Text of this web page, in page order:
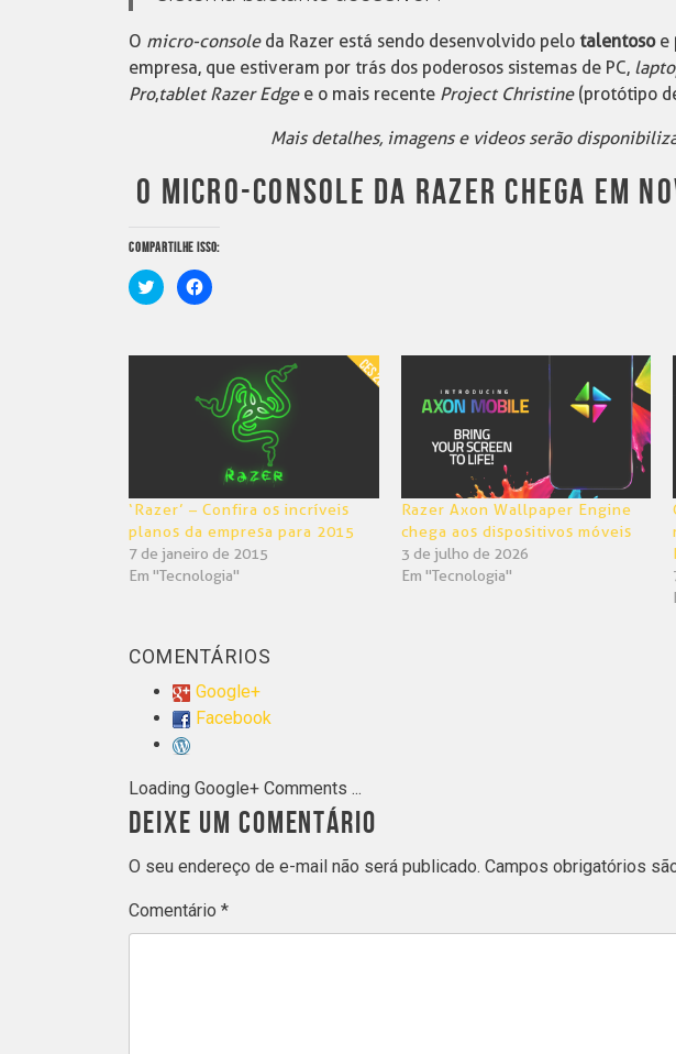
O micro-consoleda Razer está sendo desenvolvido pelo talentosoe
empresa, que estiveram por trás dos poderosos sistemas de PC,
Pro,tablet Razer Edgee o mais recente Project Christine(protótipo
Mais detalhes, imagens e videos serão
O MICRO-CONSOLE DA RAZER CHEGA EM
COMPARTILHE ISSO:
Clique
para
em
Clique
para
em
janela)
‘Razer’ – Confira os incríveis
planos da empresa para 2015
7 de janeiro de 2015
Em "Tecnologia"
Razer Axon Wallpaper Engine
chega aos dispositivos móveis
3 de julho de 2026
Em "Tecnologia"
COMENTÁRIOS
Google+
Facebook
Loading Google+ Comments ...
DEIXE UM COMENTÁRIO
O seu endereço de e-mail não será publicado. Campos obrigatórios
Comentário *